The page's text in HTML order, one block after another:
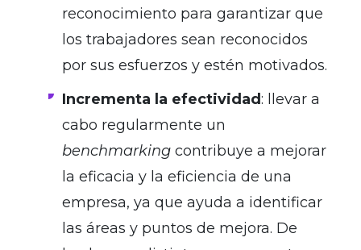
reconocimiento para garantizar que
los trabajadores sean reconocidos
por sus esfuerzos y estén motivados.
Incrementa la efectividad: llevar a
cabo regularmente un
benchmarking contribuye a mejorar
la eficacia y la eficiencia de una
empresa, ya que ayuda a identificar
las áreas y puntos de mejora. De